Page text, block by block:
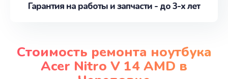
Гарантия на работы и запчасти - до 3-х лет
Стоимость ремонта ноутбука
Acer Nitro V 14 AMD в